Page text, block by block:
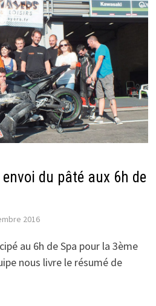
du pâté aux 6h de
2016
au 6h de Spa pour la 3ème
nous livre le résumé de